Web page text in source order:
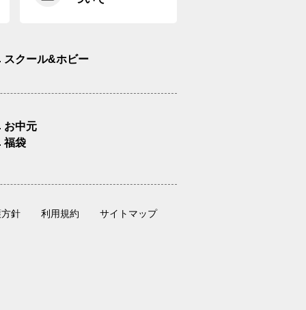
スクール&ホビー
お中元
福袋
針 利用規約 サイトマップ